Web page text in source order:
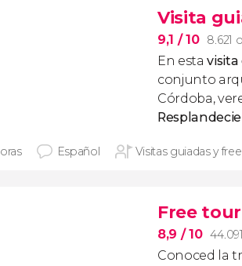
Visita
9,1 / 10 8.621
En estavisita
conjunto
Córdoba,
Español Visitas guiadas y
Free
8,9 / 10
Conoced la